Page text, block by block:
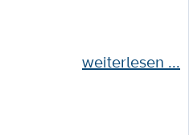
weiterlesen ...